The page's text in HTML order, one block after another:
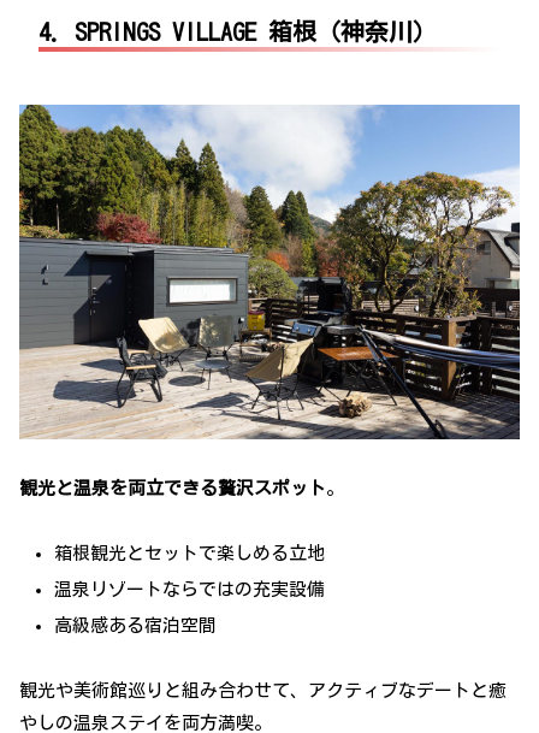
4. SPRINGS VILLAGE 箱根（神奈川）
観光と温泉を両立できる贅沢スポット 。
箱根観光とセットで楽しめる立地
温泉リゾートならではの充実設備
高級感ある宿泊空間
観光や美術館巡りと組み合わせて、アクティブなデートと癒
やしの温泉ステイを両方満喫。